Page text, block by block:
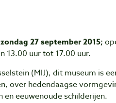
zondag 27 september 2015;
13.00 uur tot 17.00 uur.
(MIJ), dit museum is
over hedendaagse
eeuwenoude schilderijen.